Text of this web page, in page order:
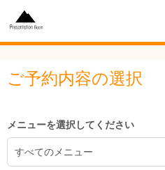
ご予約内容の選択
メニューを選択してください
すべてのメニュー
6:00